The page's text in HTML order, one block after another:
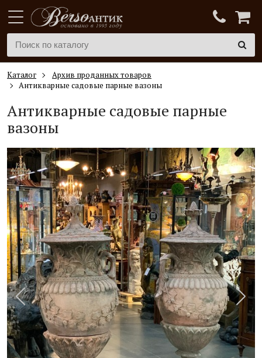
Каталог
Архив проданных товаров
Антикварные садовые парные вазоны
Антикварные садовые парные
вазоны